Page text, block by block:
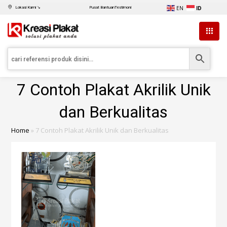
Lokasi Kami ↘ Pusat BantuanTestimoni EN ID
7 Contoh Plakat Akrilik Unik
dan Berkualitas
Home » 7 Contoh Plakat Akrilik Unik dan Berkualitas